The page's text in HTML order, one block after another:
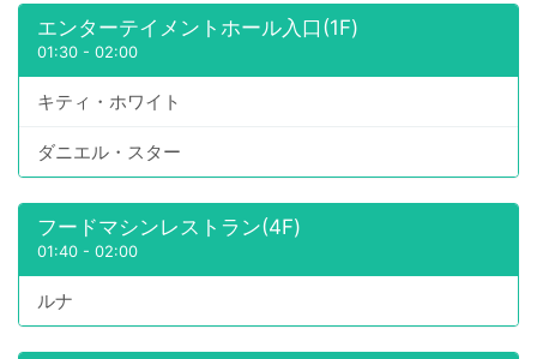
エンターテイメントホール入口(1F)
01:30 - 02:00
キティ・ホワイト
ダニエル・スター
フードマシンレストラン(4F)
01:40 - 02:00
ルナ